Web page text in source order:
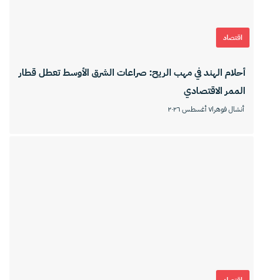
اقتصاد
أحلام الهند في مهب الريح: صراعات الشرق الأوسط تعطل قطار
الممر الاقتصادي
أنشال فوهرا٧ أغسطس ٢٠٢٦